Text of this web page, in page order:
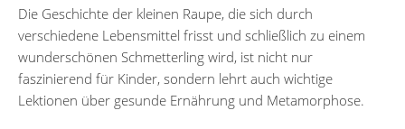
Die Geschichte der kleinen Raupe, die sich durch
verschiedene Lebensmittel frisst und schließlich zu einem
wunderschönen Schmetterling wird, ist nicht nur
faszinierend für Kinder, sondern lehrt auch wichtige
Lektionen über gesunde Ernährung und Metamorphose.